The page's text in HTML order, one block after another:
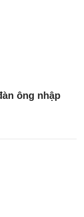
ông nhập